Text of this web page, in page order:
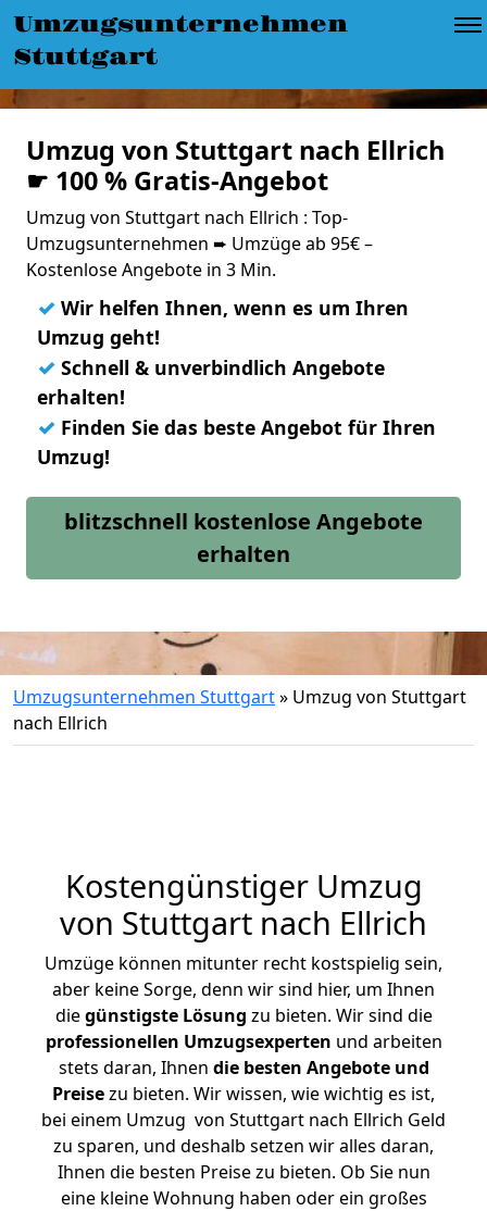
Umzugsunternehmen
Stuttgart
Umzug von Stuttgart nach Ellrich
☛ 100 % Gratis-Angebot
Umzug von Stuttgart nach Ellrich : Top-
Umzugsunternehmen ➨ Umzüge ab 95€ –
Kostenlose Angebote in 3 Min.
✓ Wir helfen Ihnen, wenn es um Ihren
Umzug geht!
✓ Schnell & unverbindlich Angebote
erhalten!
✓ Finden Sie das beste Angebot für Ihren
Umzug!
blitzschnell kostenlose Angebote
erhalten
Umzugsunternehmen Stuttgart» Umzug von Stuttgart
nach Ellrich
Kostengünstiger Umzug
von Stuttgart nach Ellrich
Umzüge können mitunter recht kostspielig sein,
aber keine Sorge, denn wir sind hier, um Ihnen
diegünstigste Lösung zu bieten. Wir sind die
professionellen Umzugsexperten und arbeiten
stets daran, Ihnen die besten Angebote und
Preisezu bieten. Wir wissen, wie wichtig es ist,
bei einem Umzug von Stuttgart nach Ellrich Geld
zu sparen, und deshalb setzen wir alles daran,
Ihnen die besten Preise zu bieten. Ob Sie nun
eine kleine Wohnung haben oder ein großes